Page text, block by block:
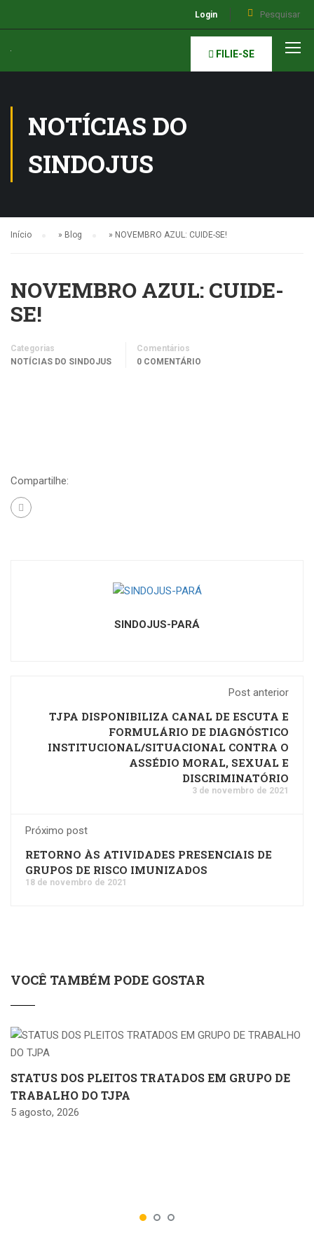
Login
FILIE-SE
NOTÍCIAS DO
SINDOJUS
Início » Blog » NOVEMBRO AZUL: CUIDE-SE!
NOVEMBRO AZUL: CUIDE-
SE!
Categorias
NOTÍCIAS DO SINDOJUS
Comentários
0 COMENTÁRIO
Compartilhe:
SINDOJUS-PARÁ
Post anterior
TJPA DISPONIBILIZA CANAL DE ESCUTA E
FORMULÁRIO DE DIAGNÓSTICO
INSTITUCIONAL/SITUACIONAL CONTRA O
ASSÉDIO MORAL, SEXUAL E
DISCRIMINATÓRIO
3 de novembro de 2021
Próximo post
RETORNO ÀS ATIVIDADES PRESENCIAIS DE
GRUPOS DE RISCO IMUNIZADOS
18 de novembro de 2021
VOCÊ TAMBÉM PODE GOSTAR
STATUS DOS PLEITOS TRATADOS EM GRUPO DE
TRABALHO DO TJPA
5 agosto, 2026